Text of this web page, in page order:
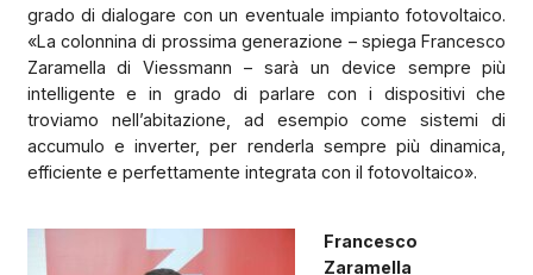
grado di dialogare con un eventuale impianto fotovoltaico.
«La colonnina di prossima generazione – spiega Francesco
Zaramella di Viessmann – sarà un device sempre più
intelligente e in grado di parlare con i dispositivi che
troviamo nell’abitazione, ad esempio come sistemi di
accumulo e inverter, per renderla sempre più dinamica,
efficiente e perfettamente integrata con il fotovoltaico».
Francesco
Zaramella